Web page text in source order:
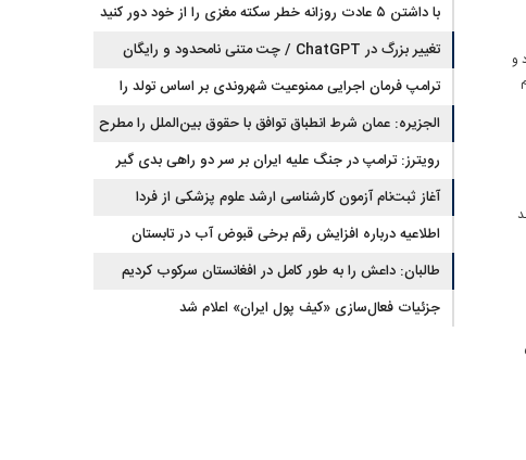
و
با داشتن ۵ عادت روزانه خطر سکته مغزی را از خود دور کنید
تغییر بزرگ در ChatGPT / چت متنی نامحدود و رایگان
ترامپ فرمان اجرایی ممنوعیت شهروندی بر اساس تولد را
امضا کرد
الجزیره: عمان شرط انطباق توافق با حقوق بین‌الملل را مطرح
کرد و ایران پذیرفت
رویترز: ترامپ در جنگ علیه ایران بر سر دو راهی بدی گیر
افتاده است
آغاز ثبت‌نام‌ آزمون کارشناسی ارشد علوم پزشکی از فردا
اطلاعیه درباره افزایش رقم برخی قبوض آب در تابستان
طالبان: داعش را به طور کامل در افغانستان سرکوب کردیم
جزئیات فعال‌سازی «کیف پول ایران» اعلام شد